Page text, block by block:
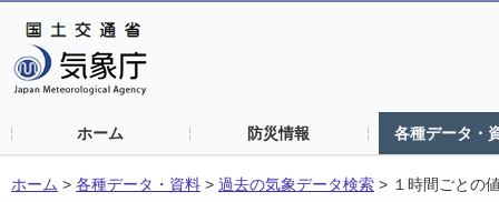
ホーム 防災情報 各種データ・
ホーム > 各種データ・資料 > 過去の気象データ検索 > １時間ごとの